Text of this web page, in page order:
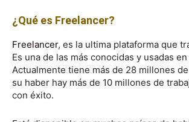
¿Qué es Freelancer?
Freelancer, es la ultima plataforma que
Es una de las más conocidas y usadas
Actualmente tiene más de 28 millones
su haber hay más de 10 millones de
con éxito.